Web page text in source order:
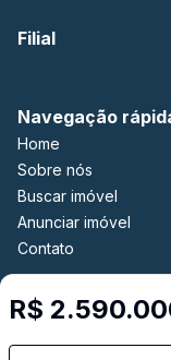
R$
Filial
Navegação
Home
Sobre nós
Buscar imóvel
Anunciar imóvel
Contato